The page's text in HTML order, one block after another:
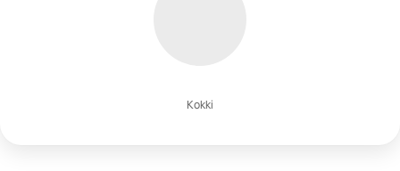
Kokki